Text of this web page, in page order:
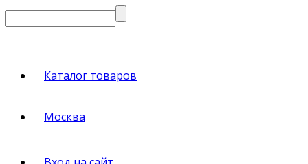
Каталог товаров
Москва